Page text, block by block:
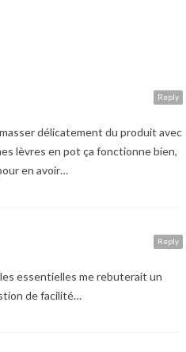
Reply
délicatement du produit avec
lèvres en pot ça fonctionne bien,
en avoir…
Reply
essentielles me rebuterait un
de facilité…